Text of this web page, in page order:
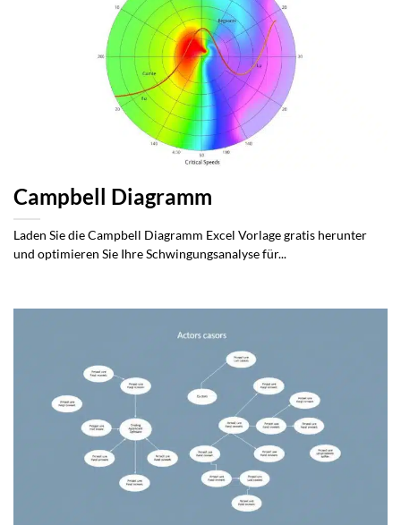
Campbell Diagramm
Laden Sie die Campbell Diagramm Excel Vorlage gratis herunter
und optimieren Sie Ihre Schwingungsanalyse für...